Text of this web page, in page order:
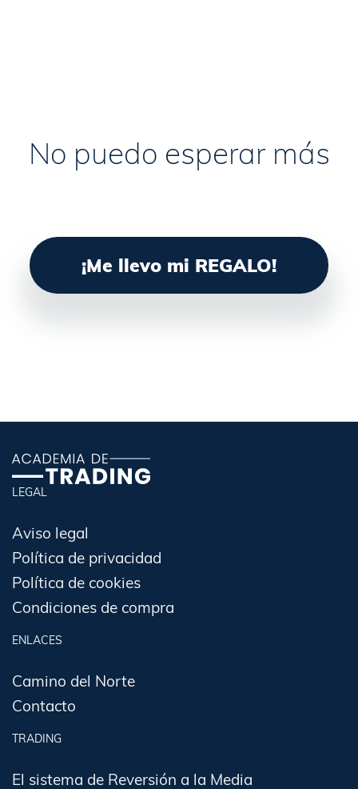
No puedo esperar más
¡Me llevo mi REGALO!
LEGAL
Aviso legal
Política de privacidad
Política de cookies
Condiciones de compra
ENLACES
Camino del Norte
Contacto
TRADING
El sistema de Reversión a la Media